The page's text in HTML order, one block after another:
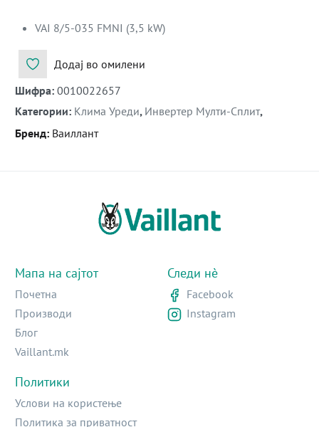
VAI 8/5-035 FMNI (3,5 kW)
Додај во омилени
Шифра: 0010022657
Категории: Клима Уреди, Инвертер Мулти-Сплит,
Бренд: Ваиллант
Мапа на сајтот
Почетна
Производи
Блог
Vaillant.mk
Политики
Услови на користење
Политика за приватност
Следи нè
Facebook
Instagram